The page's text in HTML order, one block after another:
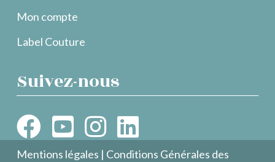
Mon compte
Label Couture
Suivez-nous
Mentions légales | Conditions Générales des